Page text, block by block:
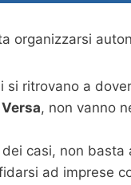
organizzarsi
si ritrovano a
, non vanno
casi, non
ad imprese